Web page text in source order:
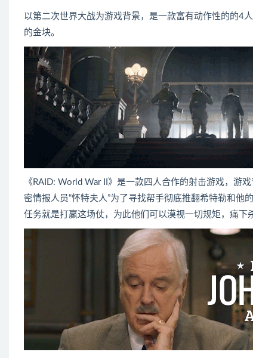
以第二次世界大战为游戏背景，是一款富有动作性的的4
的金块。
《RAID: World War II》是一款四人合作的射击游戏，游
密情报人员“怀特夫人”为了寻找帮手彻底推翻希特勒和
任务就是打赢这场仗，为此他们可以漠视一切规矩，痛下